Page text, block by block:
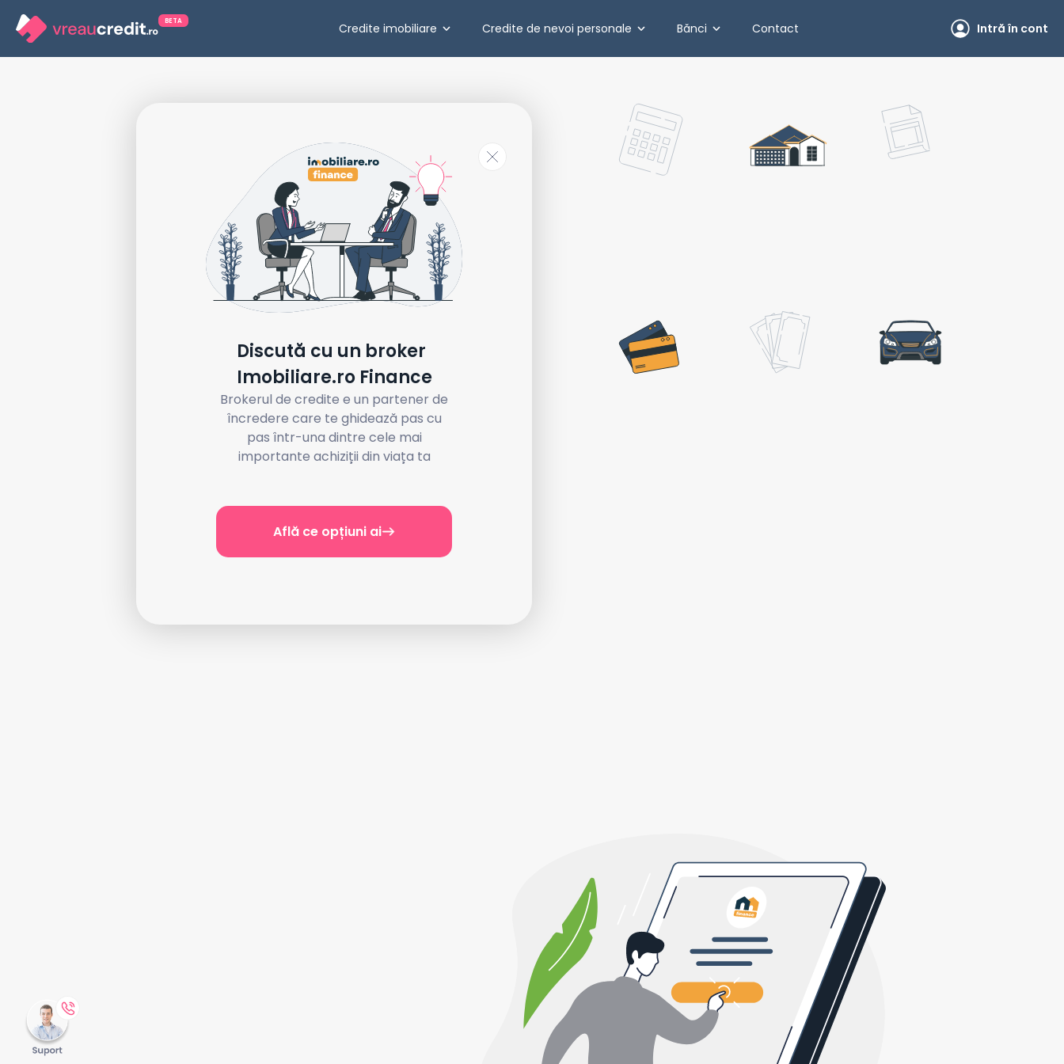
BETA Credite imobiliare Credite de nevoi personale Bănci Contact Intră în cont
Discută cu un broker
Imobiliare.ro Finance
Brokerul de credite e un partener de
încredere care te ghidează pas cu
pas într-una dintre cele mai
importante achiziții din viața ta
Află ce opțiuni ai